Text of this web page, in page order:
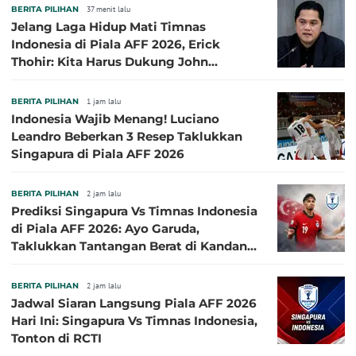
BERITA PILIHAN 37 menit lalu
Jelang Laga Hidup Mati Timnas
Indonesia di Piala AFF 2026, Erick
Thohir: Kita Harus Dukung John
BERITA PILIHAN 1 jam lalu
Indonesia Wajib Menang! Luciano
Leandro Beberkan 3 Resep Taklukkan
Singapura di Piala AFF 2026
BERITA PILIHAN 2 jam lalu
Prediksi Singapura Vs Timnas Indonesia
di Piala AFF 2026: Ayo Garuda,
Taklukkan Tantangan Berat di Kandang
BERITA PILIHAN 2 jam lalu
Jadwal Siaran Langsung Piala AFF 2026
Hari Ini: Singapura Vs Timnas Indonesia,
Tonton di RCTI